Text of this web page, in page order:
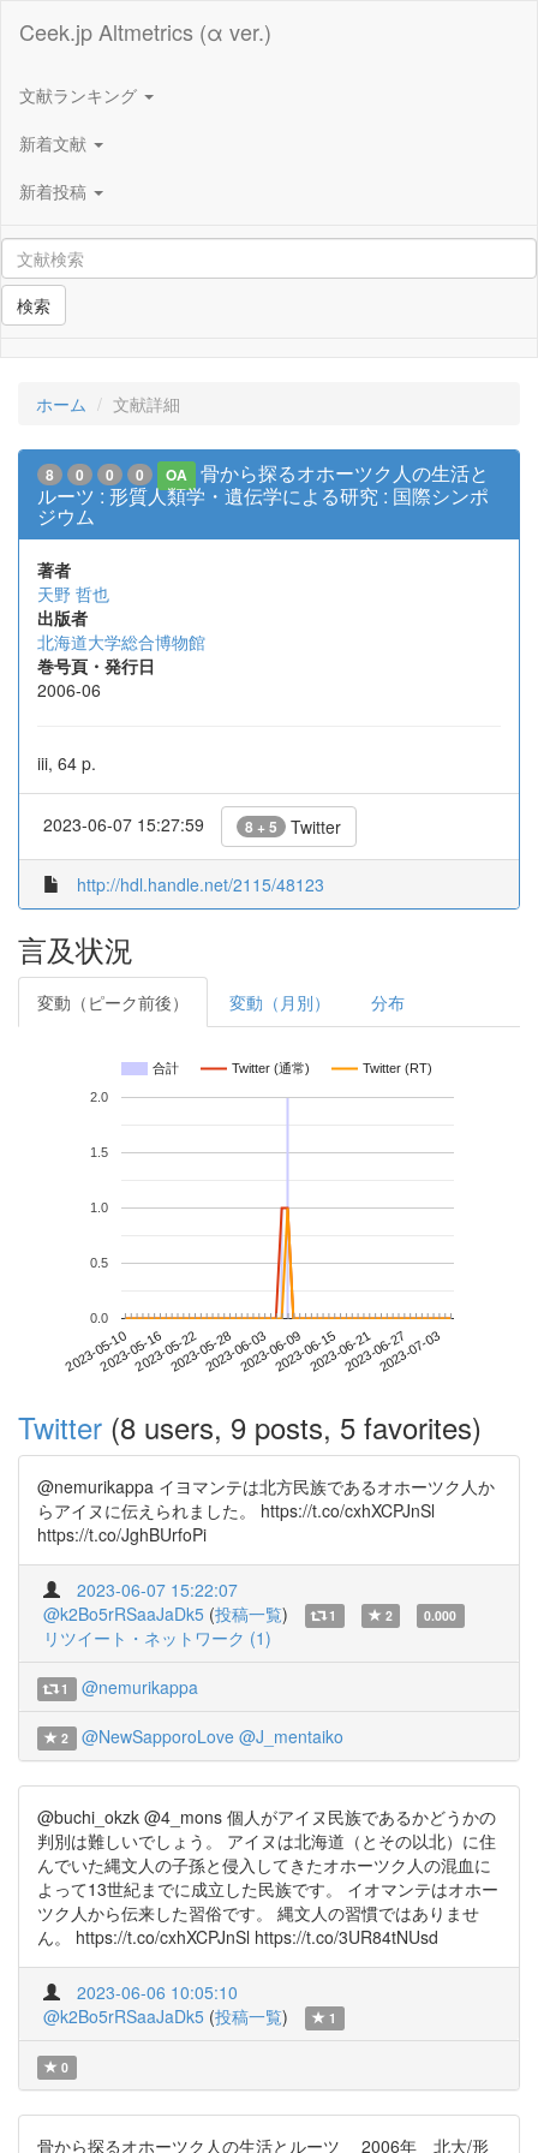
Ceek.jp Altmetrics (α ver.)
文献ランキング
新着文献
新着投稿
検索
ホーム 文献詳細
8 0 0 0 OA
骨から探るオホーツク人の生活と
ルーツ : 形質人類学・遺伝学による研究 : 国際シンポ
ジウム
著者
天野 哲也
出版者
北海道大学総合博物館
巻号頁・発行日
2006-06
iii, 64 p.
2023-06-07 15:27:59 8 + 5 Twitter
http://hdl.handle.net/2115/48123
言及状況
変動（ピーク前後） 変動（月別） 分布
合計 Twitter (通常) Twitter (RT)
2023-05-102023-05-162023-05-222023-05-282023-06-032023-06-092023-06-152023-06-212023-06-272023-07-03
0.0
0.5
1.0
1.5
2.0
Twitter (8 users, 9 posts, 5 favorites)
@nemurikappa イヨマンテは北方民族であるオホーツク人か
らアイヌに伝えられました。 https://t.co/cxhXCPJnSl
https://t.co/JghBUrfoPi
2023-06-07 15:22:07
@k2Bo5rRSaaJaDk5 (投稿一覧) 1 2 0.000
リツイート・ネットワーク (1)
1 @nemurikappa
2 @NewSapporoLove @J_mentaiko
@buchi_okzk @4_mons 個人がアイヌ民族であるかどうかの
判別は難しいでしょう。 アイヌは北海道（とその以北）に住
んでいた縄文人の子孫と侵入してきたオホーツク人の混血に
よって13世紀までに成立した民族です。 イオマンテはオホー
ツク人から伝来した習俗です。 縄文人の習慣ではありませ
ん。 https://t.co/cxhXCPJnSl https://t.co/3UR84tNUsd
2023-06-06 10:05:10
@k2Bo5rRSaaJaDk5 (投稿一覧) 1
0
骨から探るオホーツク人の生活とルーツ 2006年 北大/形